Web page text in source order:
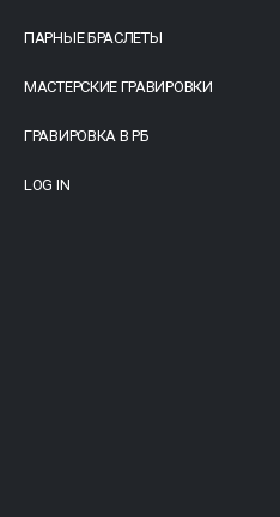
ПАРНЫЕ БРАСЛЕТЫ
МАСТЕРСКИЕ ГРАВИРОВКИ
ГРАВИРОВКА В РБ
LOG IN